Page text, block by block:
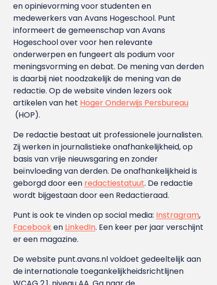
en opinievorming voor studenten en
medewerkers van Avans Hoge­school. Punt
informeert de gemeenschap van Avans
Hogeschool over voor hen relevante
onderwerpen en fungeert als podium voor
meningsvorming en debat. De mening van derden
is daarbij niet noodzakelijk de mening van de
redactie. Op de website vinden lezers ook
artikelen van het Hoger Onderwijs Persbureau
(HOP).
De redactie bestaat uit professionele journalisten.
Zij werken in journalistieke onafhankelijkheid, op
basis van vrije nieuwsgaring en zonder
beïnvloeding van derden. De onafhankelijkheid is
geborgd door een redactiestatuut. De redactie
wordt bijgestaan door een Redactieraad.
Punt is ook te vinden op social media: Instragram,
Facebooken LinkedIn. Een keer per jaar verschijnt
er een magazine.
De website punt.avans.nl voldoet gedeeltelijk aan
de internationale toegankelijkheidsrichtlijnen